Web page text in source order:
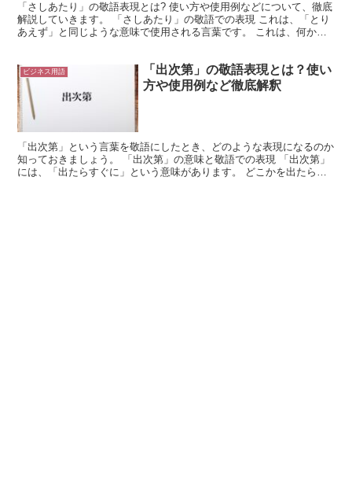
「さしあたり」の敬語表現とは? 使い方や使用例などについて、徹底
解説していきます。 「さしあたり」の敬語での表現 これは、「とり
あえず」と同じような意味で使用される言葉です。 これは、何かが
ビジネス用語
「出次第」の敬語表現とは？使い
方や使用例など徹底解釈
「出次第」という言葉を敬語にしたとき、どのような表現になるのか
知っておきましょう。 「出次第」の意味と敬語での表現 「出次第」
には、「出たらすぐに」という意味があります。 どこかを出たらす